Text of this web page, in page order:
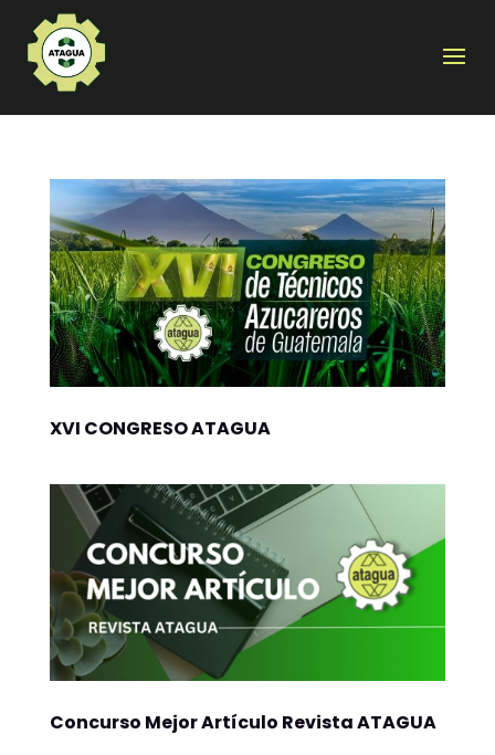
XVI CONGRESO ATAGUA
Concurso Mejor Artículo Revista ATAGUA